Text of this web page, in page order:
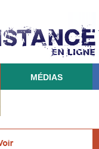
MÉDIAS